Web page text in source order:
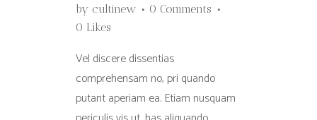
by cultinew
0 Comments
0 Likes
Vel discere dissentias
comprehensam no, pri quando
putant aperiam ea. Etiam nusquam